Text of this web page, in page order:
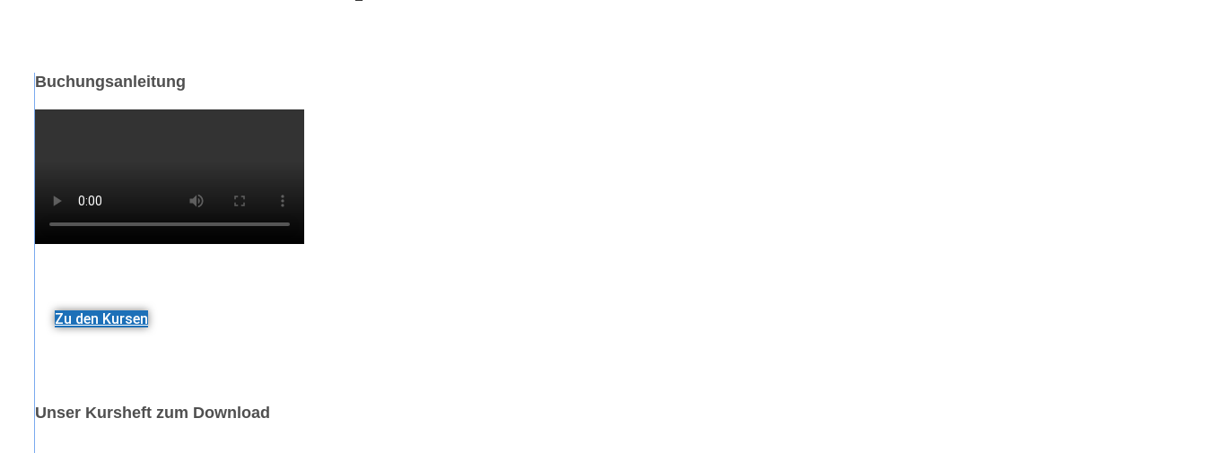
Buchungsanleitung
Zu den Kursen
Unser Kursheft zum Download